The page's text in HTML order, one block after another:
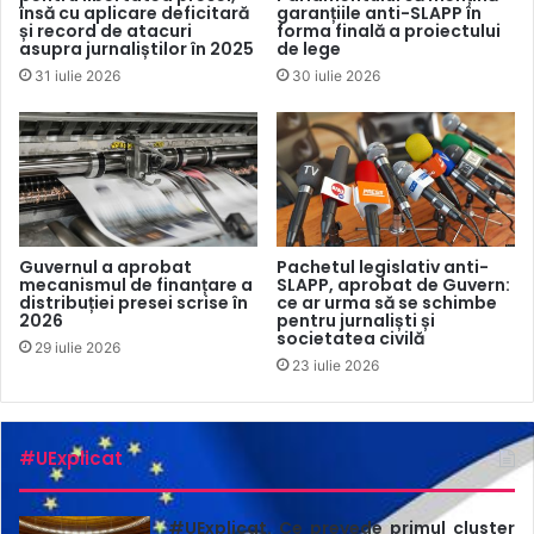
ştiri critice la adresa administraţiei Duterte, a primit recent
o licenţă de emisie TV din partea guvernului.
Maria Ressa este fondatoarea și conducătoarea Rappler,
un site de știri online care se axează pe investigații și
documentează abuzurile comise de administrația
președintelui filipinez Rodrigo Duterte. Ressa a fost
condamnată în 2020 pentru calomnie în mediul online, pe
baza unei legi de combatere a criminalității cibernetice din
Filipine. În 2021, Maria Ressa și jurnalistul Dmitri Muratov
din Rusia au fost distinși cu Premiul Nobel pentru Pace.
însă cu aplicare deficitară
și record de atacuri
asupra jurnaliștilor în 2025
31 iulie 2026
garanțiile anti-SLAPP în
forma finală a proiectului
de lege
30 iulie 2026
Guvernul a aprobat
mecanismul de finanțare a
distribuției presei scrise în
2026
29 iulie 2026
Pachetul legislativ anti-
SLAPP, aprobat de Guvern:
ce ar urma să se schimbe
pentru jurnaliști și
societatea civilă
23 iulie 2026
#UExplicat
#UExplicat. Ce prevede primul cluster